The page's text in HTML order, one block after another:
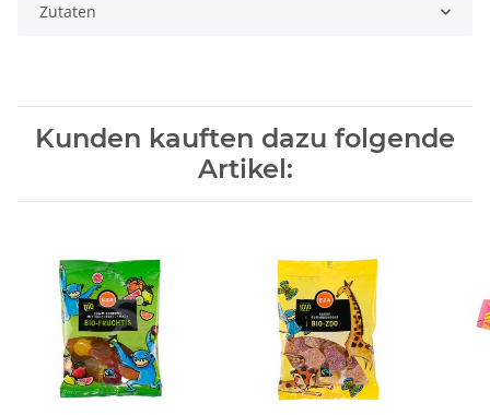
Zutaten
Kunden kauften dazu folgende
Artikel: